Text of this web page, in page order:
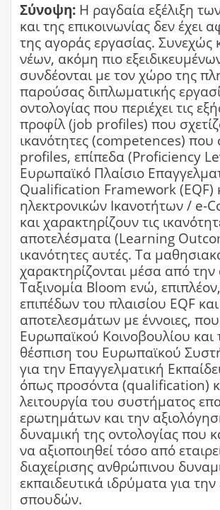
Σύνοψη: Η ραγδαία εξέλιξη
και της επικοινωνίας δεν
της αγοράς εργασίας. Συνεχώς
νέων, ακόμη πιο
συνδέονται με τον χώρο της
παρούσας διπλωματικής
οντολογίας που περιέχει τις
προφίλ (job profiles) που
ικανότητες (competences) που
profiles, επίπεδα (Proficiency
Ευρωπαϊκό Πλαίσιο
Qualification Framework (EQF)
ηλεκτρονικών Ικανοτήτων /
και χαρακτηρίζουν τις
αποτελέσματα (Learning
ικανότητες αυτές. Τα
χαρακτηρίζονται μέσα από
Ταξινομία Bloom ενώ,
επιπέδων του πλαισίου EQF
αποτελεσμάτων με έννοιες,
Ευρωπαϊκού Κοινοβουλίου
θέσπιση του Ευρωπαϊκού
για την Επαγγελματική
όπως προσόντα (qualification)
λειτουργία του συστήματος
ερωτημάτων και την
δυναμική της οντολογίας που
να αξιοποιηθεί τόσο από
διαχείρισης ανθρώπινου
εκπαιδευτικά ιδρύματα για
σπουδών.